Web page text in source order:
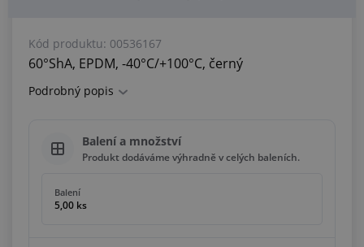
Kód produktu: 00536167
60°ShA, EPDM, -40°C/+100°C, černý
Podrobný popis
Balení a množství
Produkt dodáváme výhradně v celých baleních.
Balení
5,00 ks